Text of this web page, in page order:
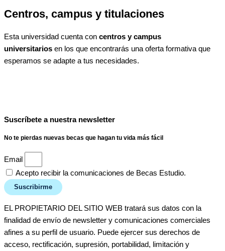
Centros, campus y titulaciones
Esta universidad cuenta con centros y campus
universitarios en los que encontrarás una oferta formativa que
esperamos se adapte a tus necesidades.
Suscríbete a nuestra newsletter
No te pierdas nuevas becas que hagan tu vida más fácil
Email
Acepto recibir la comunicaciones de Becas Estudio.
Suscribirme
EL PROPIETARIO DEL SITIO WEB tratará sus datos con la
finalidad de envío de newsletter y comunicaciones comerciales
afines a su perfil de usuario. Puede ejercer sus derechos de
acceso, rectificación, supresión, portabilidad, limitación y